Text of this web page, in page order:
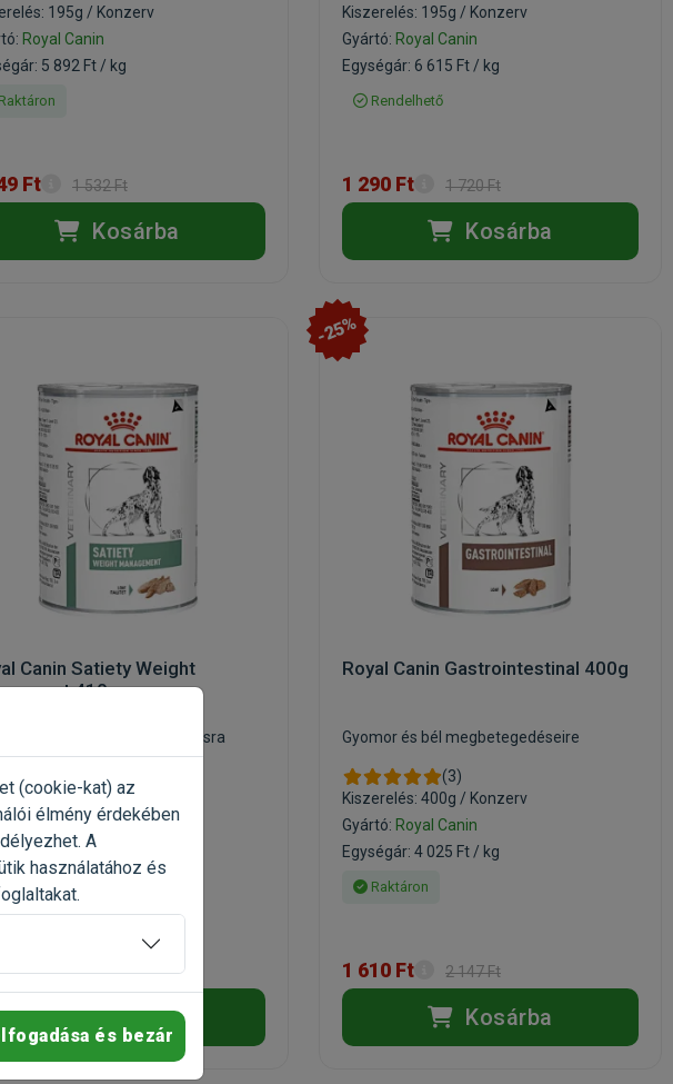
195g / Konzerv
Royal Canin
5 892 Ft / kg
Raktáron
Ft 1 532 Ft
Kosárba
Kiszerelés: 195g / Konzerv
Gyártó: Royal Canin
Egységár: 6 615 Ft / kg
Rendelhető
1 290 Ft 1 720 Ft
Kosárba
Canin Satiety Weight
410g
követő súlymegtartásra
410g / Konzerv
Royal Canin
3 488 Ft / kg
Ft 2 200 Ft
Kosárba
-25%
Royal Canin Gastrointestinal 400g
Gyomor és bél megbetegedéseire
(3)
Kiszerelés: 400g / Konzerv
Gyártó: Royal Canin
Egységár: 4 025 Ft / kg
Raktáron
1 610 Ft 2 147 Ft
Kosárba
(cookie-kat) az
élmény érdekében
A
használatához és
és bezár